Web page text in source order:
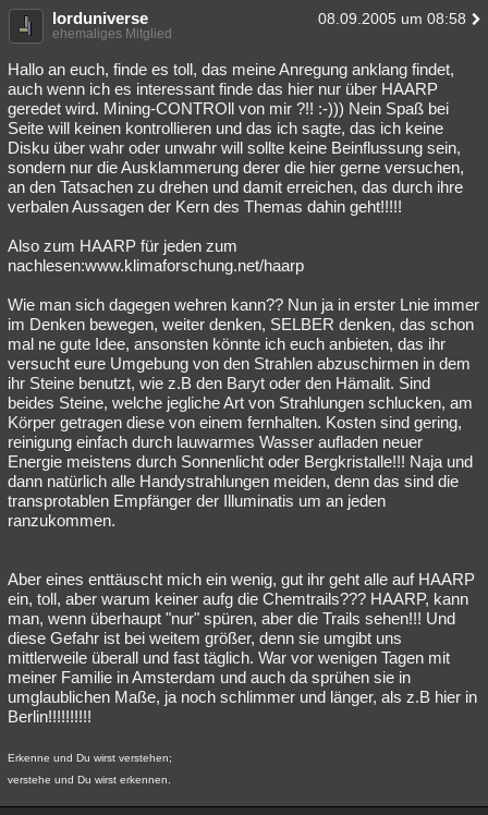
lorduniverse 08.09.2005 um 08:58
ehemaliges Mitglied
Hallo an euch, finde es toll, das meine Anregung anklang findet,
auch wenn ich es interessant finde das hier nur über HAARP
geredet wird. Mining-CONTROll von mir ?!! :-))) Nein Spaß bei
Seite will keinen kontrollieren und das ich sagte, das ich keine
Disku über wahr oder unwahr will sollte keine Beinflussung sein,
sondern nur die Ausklammerung derer die hier gerne versuchen,
an den Tatsachen zu drehen und damit erreichen, das durch ihre
verbalen Aussagen der Kern des Themas dahin geht!!!!!
Also zum HAARP für jeden zum
nachlesen:www.klimaforschung.net/haarp
Wie man sich dagegen wehren kann?? Nun ja in erster Lnie immer
im Denken bewegen, weiter denken, SELBER denken, das schon
mal ne gute Idee, ansonsten könnte ich euch anbieten, das ihr
versucht eure Umgebung von den Strahlen abzuschirmen in dem
ihr Steine benutzt, wie z.B den Baryt oder den Hämalit. Sind
beides Steine, welche jegliche Art von Strahlungen schlucken, am
Körper getragen diese von einem fernhalten. Kosten sind gering,
reinigung einfach durch lauwarmes Wasser aufladen neuer
Energie meistens durch Sonnenlicht oder Bergkristalle!!! Naja und
dann natürlich alle Handystrahlungen meiden, denn das sind die
transprotablen Empfänger der Illuminatis um an jeden
ranzukommen.
Aber eines enttäuscht mich ein wenig, gut ihr geht alle auf HAARP
ein, toll, aber warum keiner aufg die Chemtrails??? HAARP, kann
man, wenn überhaupt "nur" spüren, aber die Trails sehen!!! Und
diese Gefahr ist bei weitem größer, denn sie umgibt uns
mittlerweile überall und fast täglich. War vor wenigen Tagen mit
meiner Familie in Amsterdam und auch da sprühen sie in
umglaublichen Maße, ja noch schlimmer und länger, als z.B hier in
Berlin!!!!!!!!!!
Erkenne und Du wirst verstehen;
verstehe und Du wirst erkennen.